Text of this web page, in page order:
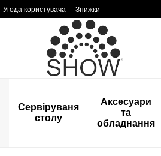
Угода користувача Знижки
Сервіруваня
столу
Аксесуари
та
обладнання